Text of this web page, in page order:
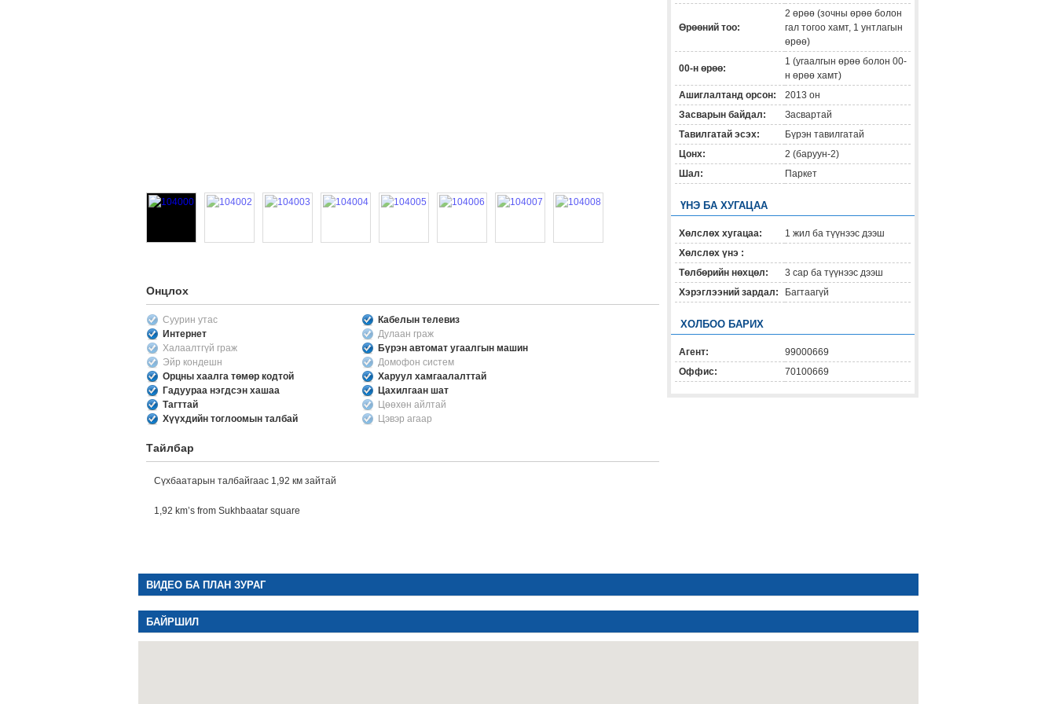
Онцлох
Суурин утас
Кабелын телевиз
Интернет
Дулаан граж
Халаалтгүй граж
Бүрэн автомат угаалгын машин
Эйр кондешн
Домофон систем
Орцны хаалга төмөр кодтой
Харуул хамгаалалттай
Гадуураа нэгдсэн хашаа
Цахилгаан шат
Тагттай
Цөөхөн айлтай
Хүүхдийн тоглоомын талбай
Цэвэр агаар
Тайлбар
Сүхбаатарын талбайгаас 1,92 км зайтай
1,92 km’s from Sukhbaatar square
Өрөөний тоо:
2 өрөө (зочны өрөө болон
гал тогоо хамт, 1 унтлагын
өрөө)
00-н өрөө:
1 (угаалгын өрөө болон 00-
н өрөө хамт)
Ашиглалтанд орсон:
2013 он
Засварын байдал:
Засвартай
Тавилгатай эсэх:
Бүрэн тавилгатай
Цонх:
2 (баруун-2)
Шал:
Паркет
ҮНЭ БА ХУГАЦАА
Хөлслөх хугацаа:
1 жил ба түүнээс дээш
Хөлслөх үнэ :
Төлбөрийн нөхцөл:
3 сар ба түүнээс дээш
Хэрэглээний зардал:
Багтаагүй
ХОЛБОО БАРИХ
Агент:
99000669
Оффис:
70100669
ВИДЕО БА ПЛАН ЗУРАГ
БАЙРШИЛ